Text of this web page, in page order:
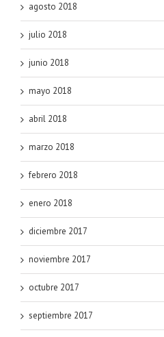
agosto 2018
julio 2018
junio 2018
mayo 2018
abril 2018
marzo 2018
febrero 2018
enero 2018
diciembre 2017
noviembre 2017
octubre 2017
septiembre 2017